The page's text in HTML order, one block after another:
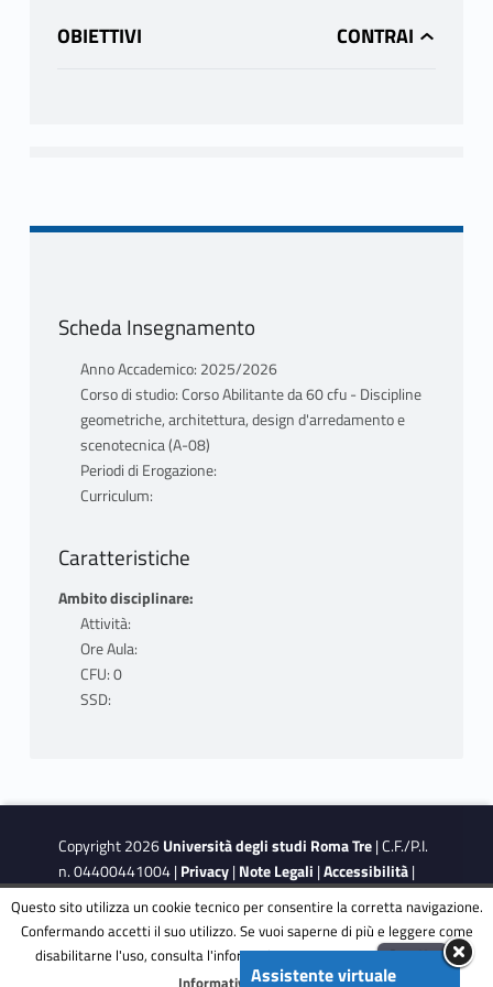
OBIETTIVI
Scheda Insegnamento
Anno Accademico: 2025/2026
Corso di studio: Corso Abilitante da 60 cfu - Discipline
geometriche, architettura, design d'arredamento e
scenotecnica (A-08)
Periodi di Erogazione:
Curriculum:
Caratteristiche
Ambito disciplinare:
Attività:
Ore Aula:
CFU: 0
SSD:
Copyright 2026Università degli studi Roma Tre| C.F./P.I.
n. 04400441004 |Privacy|Note Legali |Accessibilità|
Obiettivi di accessibilità
| Dichiarazione di accessibilità
Assistente virtuale
This site is protected by reCAPTCHA and the GooglePrivacy
Questo sito utilizza un cookie tecnico per consentire la corretta navigazione.
Confermando accetti il suo utilizzo. Se vuoi saperne di più e leggere come
disabilitarne l'uso, consulta l'informativa estesa.ENG
Accetta
Informativa completa